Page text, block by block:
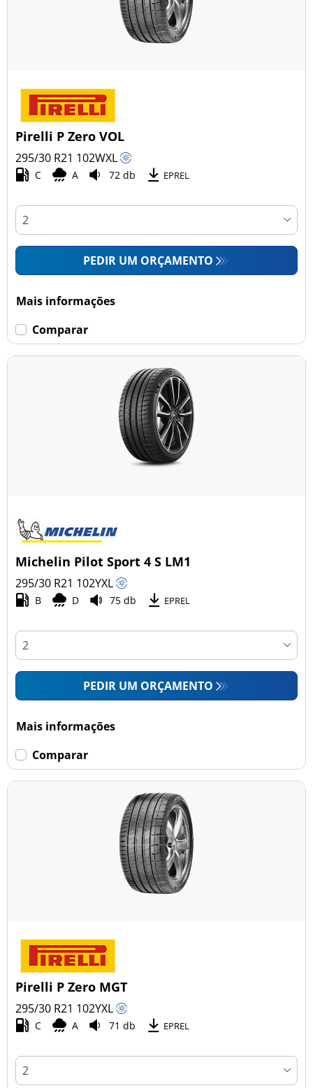
Pirelli P Zero VOL
295/30 R21 102WXL
C A 72 db EPREL
PEDIR UM ORÇAMENTO
Mais informações
Comparar
Michelin Pilot Sport 4 S LM1
295/30 R21 102YXL
B D 75 db EPREL
PEDIR UM ORÇAMENTO
Mais informações
Comparar
Pirelli P Zero MGT
295/30 R21 102YXL
C A 71 db EPREL